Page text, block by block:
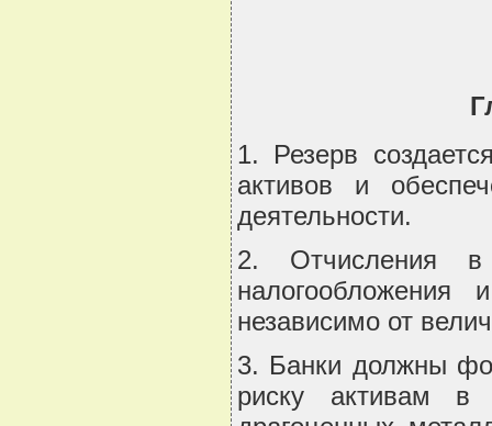
1. Резерв
активов и
деятельности.
2. Отчисления
независимо от
3. Банки должны
риску активам в